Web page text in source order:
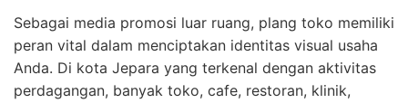
Sebagai media promosi luar ruang, plang toko memiliki
peran vital dalam menciptakan identitas visual usaha
Anda. Di kota Jepara yang terkenal dengan aktivitas
perdagangan, banyak toko, cafe, restoran, klinik,